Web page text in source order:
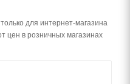
для интернет-магазина
цен в розничных магазинах